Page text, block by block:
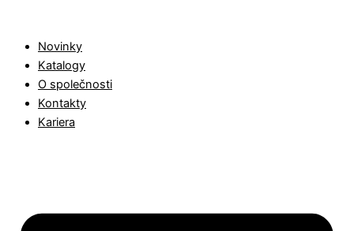
obsahNovinky
Katalogy
O společnosti
Kontakty
Kariera